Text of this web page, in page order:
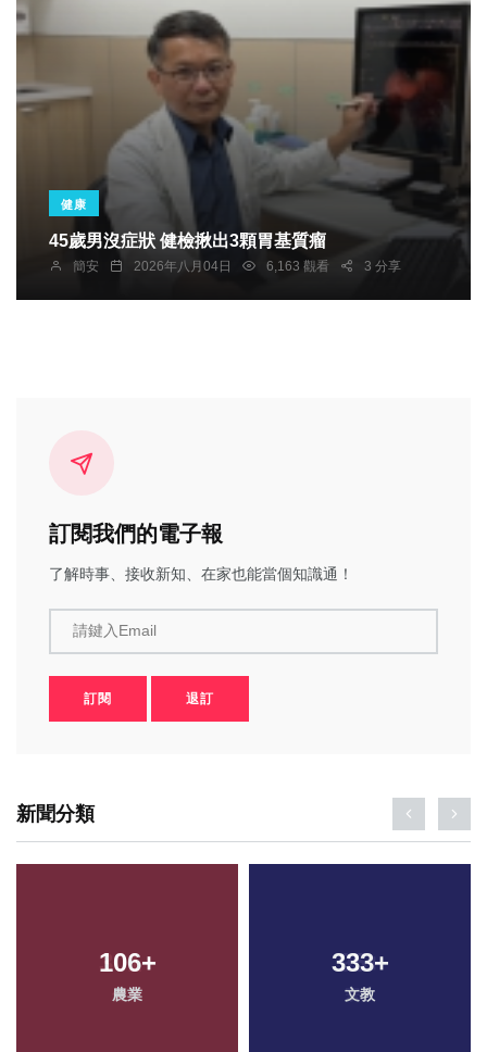
健康
45歲男沒症狀 健檢揪出3顆胃基質瘤
簡安 2026年八月04日 6,163 觀看 3 分享
訂閱我們的電子報
了解時事、接收新知、在家也能當個知識通！
請鍵入Email
訂閱 退訂
新聞分類
106+
農業
333+
文教